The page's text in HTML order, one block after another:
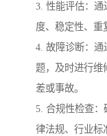
3. 性能评估：
度、稳定性、重
4. 故障诊断：通
题，及时进行维
差或事故。
5. 合规性检查
律法规、行业标